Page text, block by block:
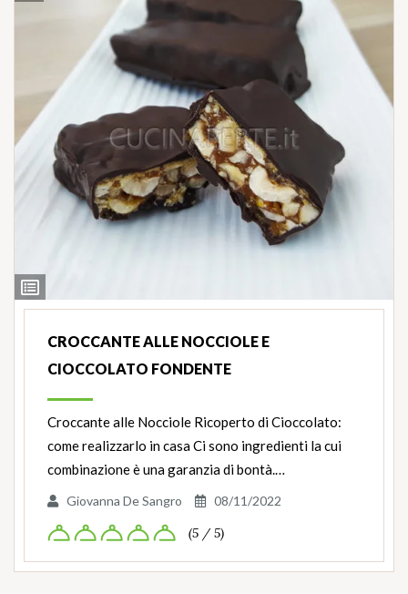
Ingredienti
CROCCANTE ALLE NOCCIOLE E
CIOCCOLATO FONDENTE
Croccante alle Nocciole Ricoperto di Cioccolato:
come realizzarlo in casa Ci sono ingredienti la cui
combinazione è una garanzia di bontà.…
Giovanna De Sangro 08/11/2022
(5 / 5)